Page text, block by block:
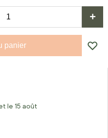
+
panier
le 15 août